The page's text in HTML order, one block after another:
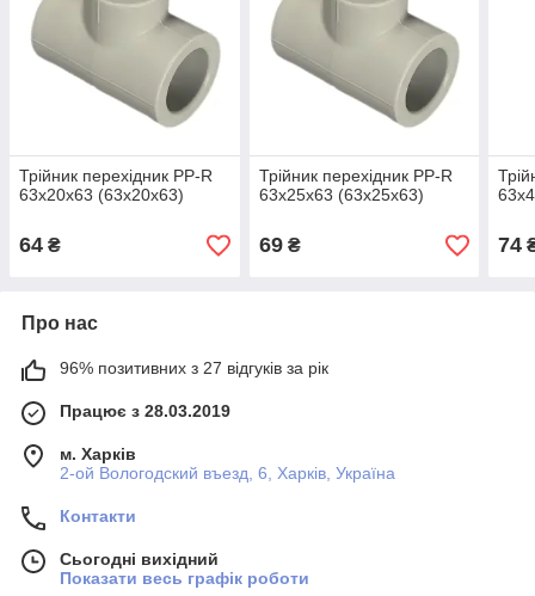
Трійник перехідник PP-R
63х20х63 (63х20х63)
64 ₴
Трійник перехідник PP-R
63х25х63 (63х25х63)
69₴ 74
Про нас
96% позитивних з 27 відгуків за рік
Працює з 28.03.2019
м. Харків
2-ой Вологодский въезд, 6, Харків, Україна
Контакти
Сьогодні вихідний
Показати весь графік роботи